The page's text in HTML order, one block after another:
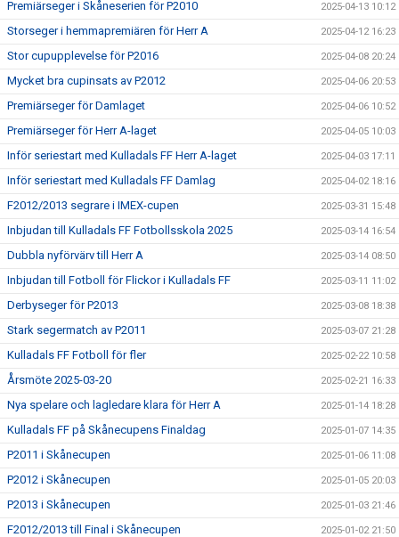
Premiärseger i Skåneserien för P2010 2025-04-13 10:12
Storseger i hemmapremiären för Herr A 2025-04-12 16:23
Stor cupupplevelse för P2016 2025-04-08 20:24
Mycket bra cupinsats av P2012 2025-04-06 20:53
Premiärseger för Damlaget 2025-04-06 10:52
Premiärseger för Herr A-laget 2025-04-05 10:03
Inför seriestart med Kulladals FF Herr A-laget 2025-04-03 17:11
Inför seriestart med Kulladals FF Damlag 2025-04-02 18:16
F2012/2013 segrare i IMEX-cupen 2025-03-31 15:48
Inbjudan till Kulladals FF Fotbollsskola 2025 2025-03-14 16:54
Dubbla nyförvärv till Herr A 2025-03-14 08:50
Inbjudan till Fotboll för Flickor i Kulladals FF 2025-03-11 11:02
Derbyseger för P2013 2025-03-08 18:38
Stark segermatch av P2011 2025-03-07 21:28
Kulladals FF Fotboll för fler 2025-02-22 10:58
Årsmöte 2025-03-20 2025-02-21 16:33
Nya spelare och lagledare klara för Herr A 2025-01-14 18:28
Kulladals FF på Skånecupens Finaldag 2025-01-07 14:35
P2011 i Skånecupen 2025-01-06 11:08
P2012 i Skånecupen 2025-01-05 20:03
P2013 i Skånecupen 2025-01-03 21:46
F2012/2013 till Final i Skånecupen 2025-01-02 21:50